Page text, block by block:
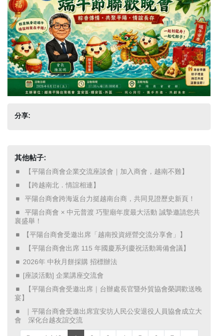
分享:
其他帖子:
​ 【平陽台商會企業交流座談會｜加入商會，越南不難】 ​
​ 【跨越南北．情誼相連】 ​
​ 平陽台商會跨海返台力挺越南台商，共同見證歷史新頁！ ​
​ 平陽台商會 × 中元普渡 巧聖廟年度最大活動 誠摯邀請您共
襄盛舉！ ​
【平陽台商會受邀出席「越南投資經營交流分享會」】
​ 【平陽台商會出席 115 年國慶系列慶祝活動籌備會議】 ​
2026年 中秋月餅採購 招標辦法
[座談活動] 企業講座交流會
​ 【平陽台商會受邀出席｜台辦處長官暨外貿協會榮調歡送晚
宴】 ​
​ ｜平陽台商會受邀出席宜安坊人民公安退役人員協會成立大
會 深化台越友誼交流 ​